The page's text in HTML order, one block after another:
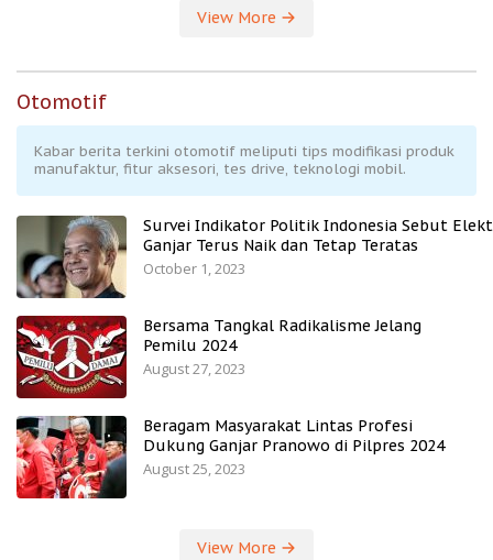
View More
Otomotif
Kabar berita terkini otomotif meliputi tips modifikasi produk
manufaktur, fitur aksesori, tes drive, teknologi mobil.
Survei Indikator Politik Indonesia Sebut
Ganjar Terus Naik dan Tetap Teratas
October 1, 2023
Bersama Tangkal Radikalisme Jelang
Pemilu 2024
August 27, 2023
Beragam Masyarakat Lintas Profesi
Dukung Ganjar Pranowo di Pilpres 2024
August 25, 2023
View More